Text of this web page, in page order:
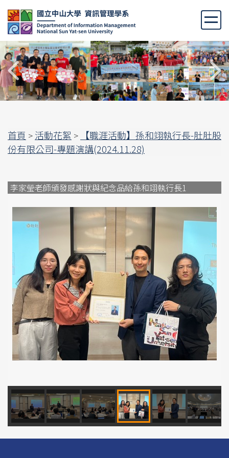
跳
到
主
要
內
容
區
首頁 > 活動花絮 >
【職涯活動】孫和翊執行長-肚肚股
份有限公司-專題演講(2024.11.28)
李家瑩老師頒發感謝狀與紀念品給孫和翊執行長1